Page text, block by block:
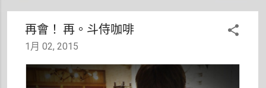
再會！ 再。斗侍咖啡
1月 02, 2015